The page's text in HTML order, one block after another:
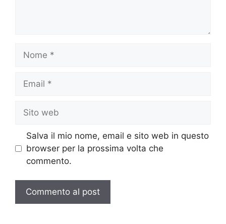
web
Salva il mio nome, email e sito web in questo
browser per la prossima volta che
commento.